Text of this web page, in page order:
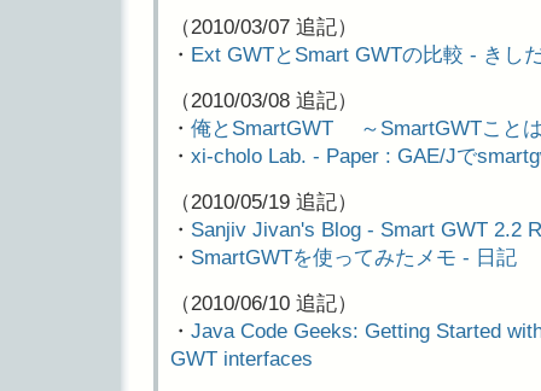
（2010/03/07 追記）
・ Ext GWTとSmart GWTの比較 - きし
（2010/03/08 追記）
・ 俺とSmartGWT ～SmartGWTこと
・ xi-cholo Lab. - Paper : GAE/Jで
（2010/05/19 追記）
・ Sanjiv Jivan's Blog - Smart GWT 2.2
・ SmartGWTを使ってみたメモ - 日記
（2010/06/10 追記）
・ Java Code Geeks: Getting Started
GWT interfaces